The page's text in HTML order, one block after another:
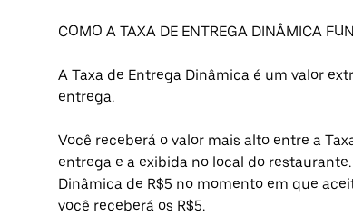
COMO A TAXA DE ENTREGA DINÂMICA
A Taxa de Entrega Dinâmica é um valor
entrega.
Você receberá o valor mais alto entre a
entrega e a exibida no local do
Dinâmica de R$5 no momento em que
você receberá os R$5.